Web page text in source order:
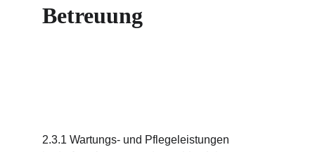
Betreuung
2.3.1 Wartungs- und Pflegeleistungen